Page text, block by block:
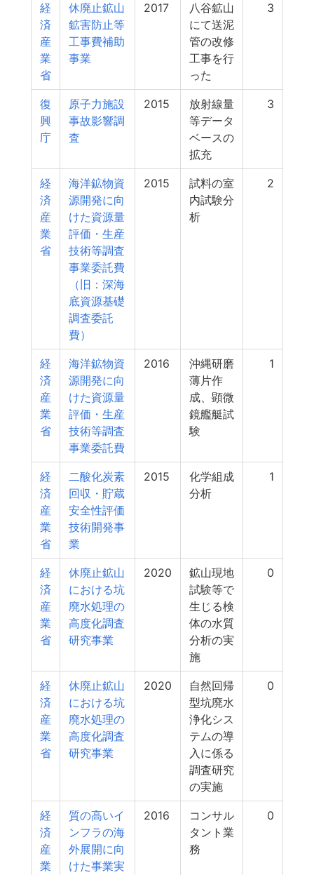
経
済
産
業
省
休廃止鉱山
鉱害防止等
工事費補助
事業
2017
八谷鉱山
にて送泥
管の改修
工事を行
った
3
復
興
庁
原子力施設
事故影響調
査
2015
放射線量
等データ
ベースの
拡充
3
経
済
産
業
省
海洋鉱物資
源開発に向
けた資源量
評価・生産
技術等調査
事業委託費
（旧：深海
底資源基礎
調査委託
費）
2015
試料の室
内試験分
析
2
経
済
産
業
省
海洋鉱物資
源開発に向
けた資源量
評価・生産
技術等調査
事業委託費
2016
沖縄研磨
薄片作
成、顕微
鏡艦艇試
験
1
経
済
産
業
省
二酸化炭素
回収・貯蔵
安全性評価
技術開発事
業
2015
化学組成
分析
1
経
済
産
業
省
休廃止鉱山
における坑
廃水処理の
高度化調査
研究事業
2020
鉱山現地
試験等で
生じる検
体の水質
分析の実
施
0
経
済
産
業
省
休廃止鉱山
における坑
廃水処理の
高度化調査
研究事業
2020
自然回帰
型坑廃水
浄化シス
テムの導
入に係る
調査研究
の実施
0
経
済
産
業
質の高いイ
ンフラの海
外展開に向
けた事業実
2016
コンサル
タント業
務
0